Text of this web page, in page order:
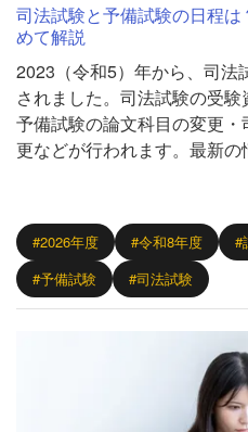
司法試験と予備試験の日程
めて解説
2023（令和5）年から、司法
されました。司法試験の受
予備試験の論文科目の変更
更などが行われます。最新の
#2026年度 #令和8年度 #
#予備試験
#司法試験